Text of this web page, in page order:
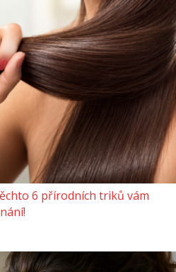
6 přírodních triků vám